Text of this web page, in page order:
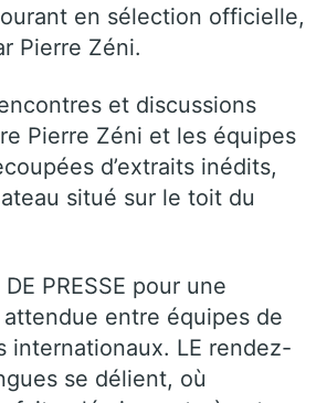
en sélection officielle,
Pierre Zéni.
et discussions
Pierre Zéni et les équipes
d’extraits inédits,
situé sur le toit du
DE PRESSE pour une
entre équipes de
internationaux. LE rendez-
se délient, où